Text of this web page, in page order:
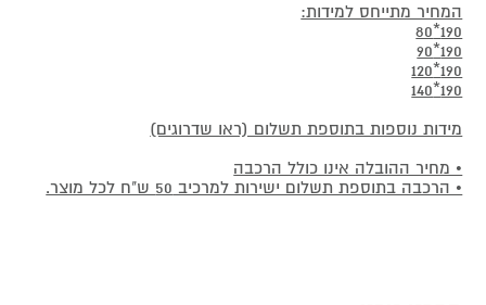
המחיר מתייחס למידות:
190*80
190*90
190*120
190*140
מידות נוספות בתוספת תשלום (ראו שדרוגים)
• מחיר ההובלה אינו כולל הרכבה
• הרכבה בתוספת תשלום ישירות למרכיב 50 ש"ח לכל מוצר.